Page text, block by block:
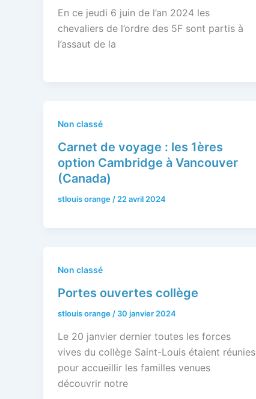
En ce jeudi 6 juin de l’an 2024 les
chevaliers de l’ordre des 5F sont partis à
l’assaut de la
Non classé
Carnet de voyage : les 1ères
option Cambridge à Vancouver
(Canada)
stlouis orange / 22 avril 2024
Non classé
Portes ouvertes collège
stlouis orange / 30 janvier 2024
Le 20 janvier dernier toutes les forces
vives du collège Saint-Louis étaient réunies
pour accueillir les familles venues
découvrir notre